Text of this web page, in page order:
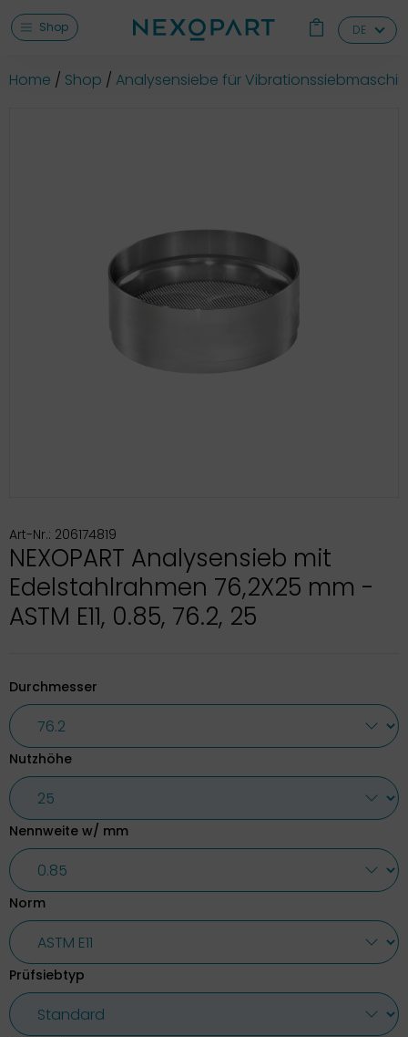
Shop DE
Home Shop Analysensiebe für
Art-Nr.: 206174819
NEXOPART Analysensieb mit
Edelstahlrahmen 76,2X25 mm -
ASTM E11, 0.85, 76.2, 25
Durchmesser
Nutzhöhe
Nennweite w/ mm
Norm
Prüfsiebtyp